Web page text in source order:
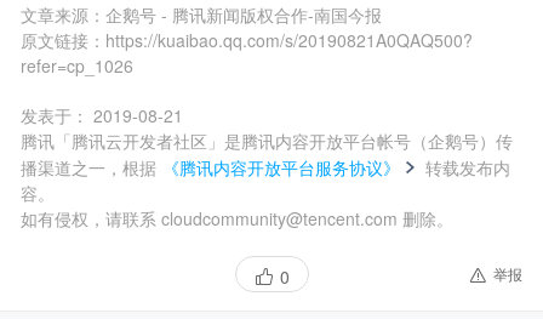
文章来源： 企鹅号 - 腾讯新闻版权合作-南国今报
原文链接： https://kuaibao.qq.com/s/20190821A0QAQ500?
refer=cp_1026
发表于： 2019-08-21
腾讯「腾讯云开发者社区」是腾讯内容开放平台帐号（企鹅号）传
播渠道之一，根据
《腾讯内容开放平台服务协议》
转载发布内
容。
如有侵权，请联系 cloudcommunity@tencent.com 删除。
0 举报